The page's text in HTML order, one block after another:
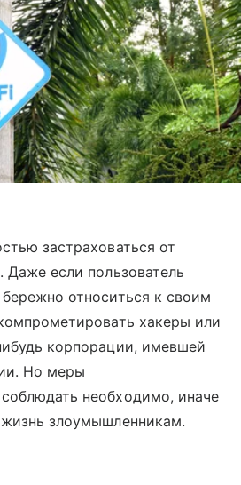
застраховаться от
если пользователь
относиться к своим
хакеры или
корпорации, имевшей
Но меры
необходимо, иначе
злоумышленникам.